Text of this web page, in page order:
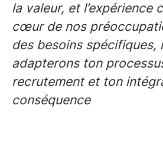
la valeur, et l’expérience
cœur de nos
des besoins spécifiques,
adapterons ton
recrutement et ton
conséquence